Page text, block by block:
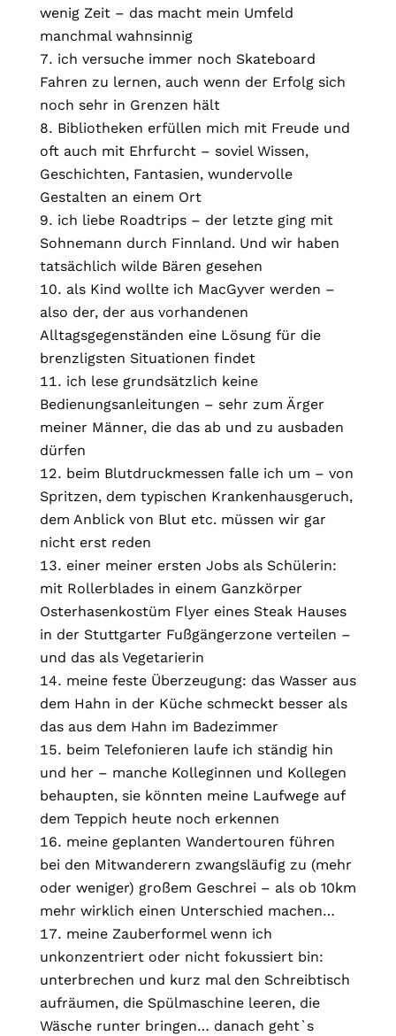
wenig Zeit – das macht mein Umfeld
manchmal wahnsinnig
ich versuche immer noch Skateboard
Fahren zu lernen, auch wenn der Erfolg sich
noch sehr in Grenzen hält
Bibliotheken erfüllen mich mit Freude und
oft auch mit Ehrfurcht – soviel Wissen,
Geschichten, Fantasien, wundervolle
Gestalten an einem Ort
ich liebe Roadtrips – der letzte ging mit
Sohnemann durch Finnland. Und wir haben
tatsächlich wilde Bären gesehen
als Kind wollte ich MacGyver werden –
also der, der aus vorhandenen
Alltagsgegenständen eine Lösung für die
brenzligsten Situationen findet
ich lese grundsätzlich keine
Bedienungsanleitungen – sehr zum Ärger
meiner Männer, die das ab und zu ausbaden
dürfen
beim Blutdruckmessen falle ich um – von
Spritzen, dem typischen Krankenhausgeruch,
dem Anblick von Blut etc. müssen wir gar
nicht erst reden
einer meiner ersten Jobs als Schülerin:
mit Rollerblades in einem Ganzkörper
Osterhasenkostüm Flyer eines Steak Hauses
in der Stuttgarter Fußgängerzone verteilen –
und das als Vegetarierin
meine feste Überzeugung: das Wasser aus
dem Hahn in der Küche schmeckt besser als
das aus dem Hahn im Badezimmer
beim Telefonieren laufe ich ständig hin
und her – manche Kolleginnen und Kollegen
behaupten, sie könnten meine Laufwege auf
dem Teppich heute noch erkennen
meine geplanten Wandertouren führen
bei den Mitwanderern zwangsläufig zu (mehr
oder weniger) großem Geschrei – als ob 10km
mehr wirklich einen Unterschied machen…
meine Zauberformel wenn ich
unkonzentriert oder nicht fokussiert bin:
unterbrechen und kurz mal den Schreibtisch
aufräumen, die Spülmaschine leeren, die
Wäsche runter bringen… danach geht`s